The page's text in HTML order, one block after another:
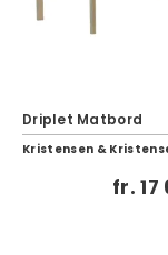
Driplet Matbord
Kristensen &
fr.